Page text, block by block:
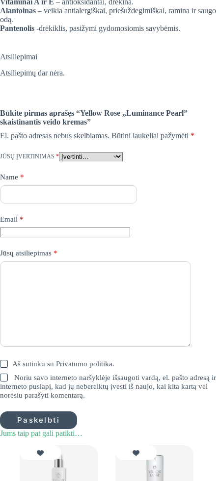
Vitaminai A ir E – antioksidantai, drėkina.
Alantoinas – veikia antialergiškai, priešuždegimiškai, ramina ir saugo
odą.
Pantenolis -drėkiklis, pasižymi gydomosiomis savybėmis.
Atsiliepimai
Atsiliepimų dar nėra.
Būkite pirmas aprašęs “Yellow Rose „Luminance Pearl”
skaistinantis veido kremas”
El. pašto adresas nebus skelbiamas. Būtini laukeliai pažymėti *
JŪSŲ ĮVERTINIMAS *
Name *
Email *
Jūsų atsiliepimas *
Aš sutinku suPrivatumo politika.
Noriu savo interneto naršyklėje išsaugoti vardą, el. pašto adresą ir
interneto puslapį, kad jų nebereiktų įvesti iš naujo, kai kitą kartą vėl
norėsiu parašyti komentarą.
Paskelbti
Jums taip pat gali patikti…